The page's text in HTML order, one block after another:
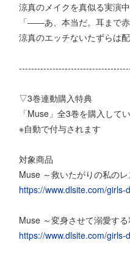
涼真のメイクを真似る実演
「――あ、本当だ。耳まで
涼真のエッチないたずらは
▽3巻連動購入特典
「Muse」全3巻を購入して
※自動で付与されます
対象商品
Muse ～救いたがりの私の
https://www.dlsite.com/
Muse ～変身させて溺愛す
https://www.dlsite.com/